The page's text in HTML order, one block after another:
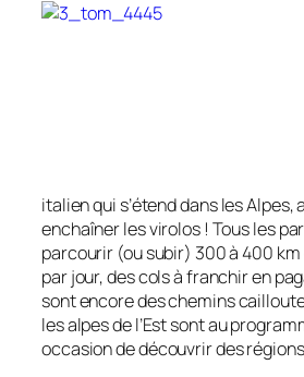
italien qui s’étend dans les Alpes,
enchaîner les virolos ! Tous les
parcourir (ou subir) 300 à 400
par jour, des cols à franchir en
sont encore des chemins
les alpes de l’Est sont au
occasion de découvrir des